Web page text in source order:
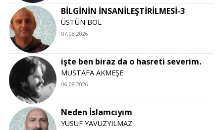
BİLGİNİN İNSANİLEŞTİRİLMESİ-3
ÜSTÜN BOL
07.08.2026
işte ben biraz da o hasreti severim.
MUSTAFA AKMEŞE
06.08.2026
Neden İslamcıyım
YUSUF YAVUZYILMAZ